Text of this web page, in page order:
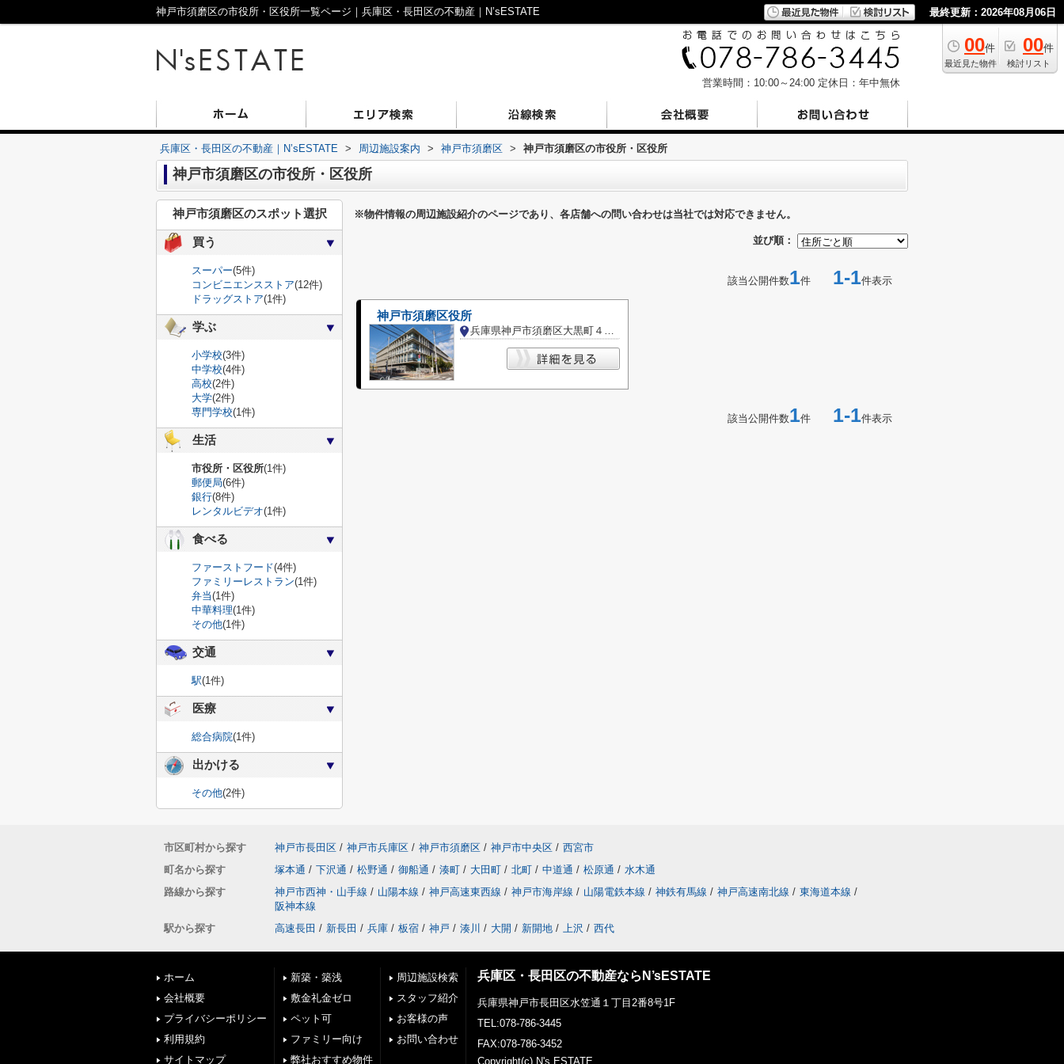
神戸市須磨区の市役所・区役所一覧ページ｜兵庫区・長田区の不動産｜N’sESTATE 最終更新：2026年08月06日
00件
最近見た物件
00件
検討リスト
営業時間：10:00～24:00 定休日：年中無休
兵庫区・長田区の不動産｜N’sESTATE > 周辺施設案内 > 神戸市須磨区 > 神戸市須磨区の市役所・区役所
神戸市須磨区の市役所・区役所
※物件情報の周辺施設紹介のページであり、各店舗への問い合わせは当社では対応できません。
並び順：
該当公開件数1件 1-1件表示
神戸市須磨区役所
兵庫県神戸市須磨区大黒町４丁目
該当公開件数1件 1-1件表示
神戸市須磨区のスポット選択
買う
スーパー(5件)
コンビニエンスストア(12件)
ドラッグストア(1件)
学ぶ
小学校(3件)
中学校(4件)
高校(2件)
大学(2件)
専門学校(1件)
生活
市役所・区役所(1件)
郵便局(6件)
銀行(8件)
レンタルビデオ(1件)
食べる
ファーストフード(4件)
ファミリーレストラン(1件)
弁当(1件)
中華料理(1件)
その他(1件)
交通
駅(1件)
医療
総合病院(1件)
出かける
その他(2件)
市区町村から探す 神戸市長田区 / 神戸市兵庫区 / 神戸市須磨区 / 神戸市中央区 / 西宮市
町名から探す
塚本通 / 下沢通 / 松野通 / 御船通 / 湊町 / 大田町 / 北町 / 中道通 / 松原通 / 水木通
路線から探す
神戸市西神・山手線 / 山陽本線 / 神戸高速東西線 / 神戸市海岸線 / 山陽電鉄本線 / 神鉄有馬線 / 神戸高速南北線 / 東海道本線 /
阪神本線
駅から探す
高速長田 / 新長田 / 兵庫 / 板宿 / 神戸 / 湊川 / 大開 / 新開地 / 上沢 / 西代
ホーム
会社概要
プライバシーポリシー
利用規約
サイトマップ
新築・築浅
敷金礼金ゼロ
ペット可
ファミリー向け
弊社おすすめ物件
周辺施設検索
スタッフ紹介
お客様の声
お問い合わせ
兵庫区・長田区の不動産ならN’sESTATE
兵庫県神戸市長田区水笠通１丁目2番8号1F
TEL:078-786-3445
FAX:078-786-3452
Copyright(c) N's ESTATE